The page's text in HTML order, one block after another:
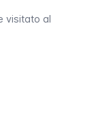
visitato al